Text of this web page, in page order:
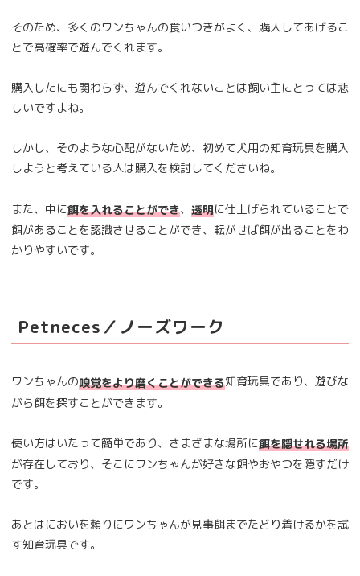
そのため、多くのワンちゃんの食いつきがよく、購入してあげるこ
とで高確率で遊んでくれます。
購入したにも関わらず、遊んでくれないことは飼い主にとっては悲
しいですよね。
しかし、そのような心配がないため、初めて犬用の知育玩具を購入
しようと考えている人は購入を検討してくださいね。
また、中に餌を入れることができ、 透明に仕上げられていることで
餌があることを認識させることができ、転がせば餌が出ることをわ
かりやすいです。
Petneces／ノーズワーク
ワンちゃんの嗅覚をより磨くことができる知育玩具であり、遊びな
がら餌を探すことができます。
使い方はいたって簡単であり、さまざまな場所に餌を隠せれる場所
が存在しており、そこにワンちゃんが好きな餌やおやつを隠すだけ
です。
あとはにおいを頼りにワンちゃんが見事餌までたどり着けるかを試
す知育玩具です。